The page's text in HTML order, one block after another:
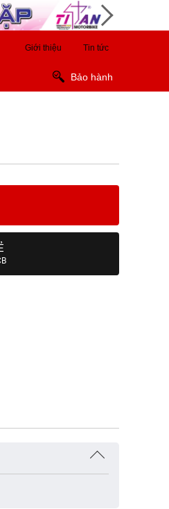
Giới thiệu Tin tức
Bảo hành